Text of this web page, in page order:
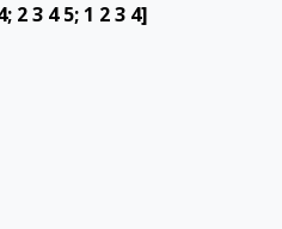
2 3 4 5; 1 2 3 4]